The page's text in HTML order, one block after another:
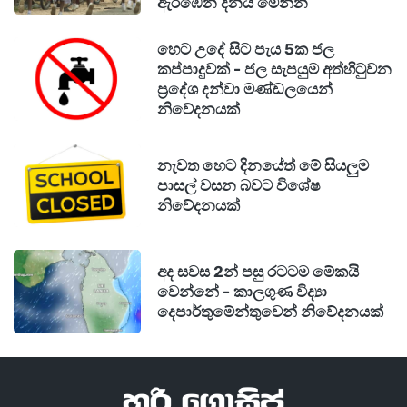
අනුමත කරන ලද එන්නතක් හෝ ප්‍රතිකාරයක්
නොමැත.
හෙට උදේ සිට පැය 5ක ජල
කප්පාදුවක් - ජල සැපයුම අත්හිටුවන
ප්‍රදේශ දන්වා මණ්ඩලයෙන්
නිවේදනයක්
නැවත හෙට දිනයේත් මේ සියලුම
පාසල් වසන බවට විශේෂ
නිවේදනයක්
අද සවස 2න් පසු රටටම මේකයි
වෙන්නේ - කාලගුණ විද්‍යා
දෙපාර්තුමේන්තුවෙන් නිවේදනයක්